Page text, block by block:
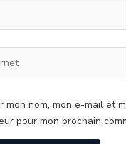
mon nom, mon e-mail et
pour mon prochain